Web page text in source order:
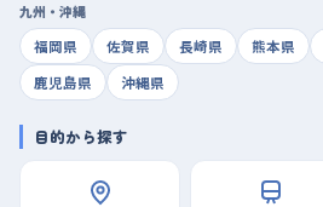
九州・沖縄
福岡県
佐賀県 長崎県 熊本県
鹿児島県
沖縄県
目的から探す